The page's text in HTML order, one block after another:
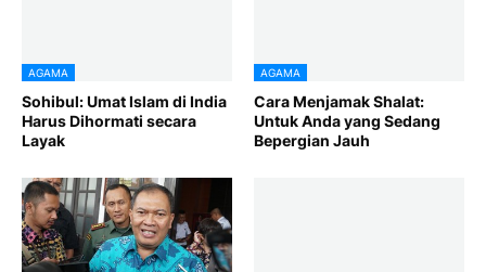
AGAMA
Sohibul: Umat Islam di India
Harus Dihormati secara
Layak
AGAMA
Cara Menjamak Shalat:
Untuk Anda yang Sedang
Bepergian Jauh